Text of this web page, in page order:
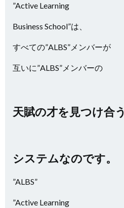
”Active Learning
Business School”は、
すべての”ALBS”メンバーが
互いに”ALBS”メンバーの
天賦の才を見つけ合う
システムなのです。
”ALBS”
”Active Learning